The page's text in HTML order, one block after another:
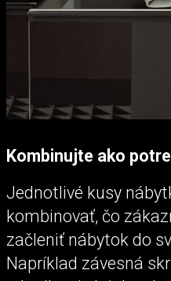
Kombinujte ako
Jednotlivé kusy
kombinovať, čo
začleniť nábytok do
Napríklad závesná